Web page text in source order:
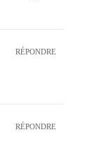
RÉPONDRE
RÉPONDRE